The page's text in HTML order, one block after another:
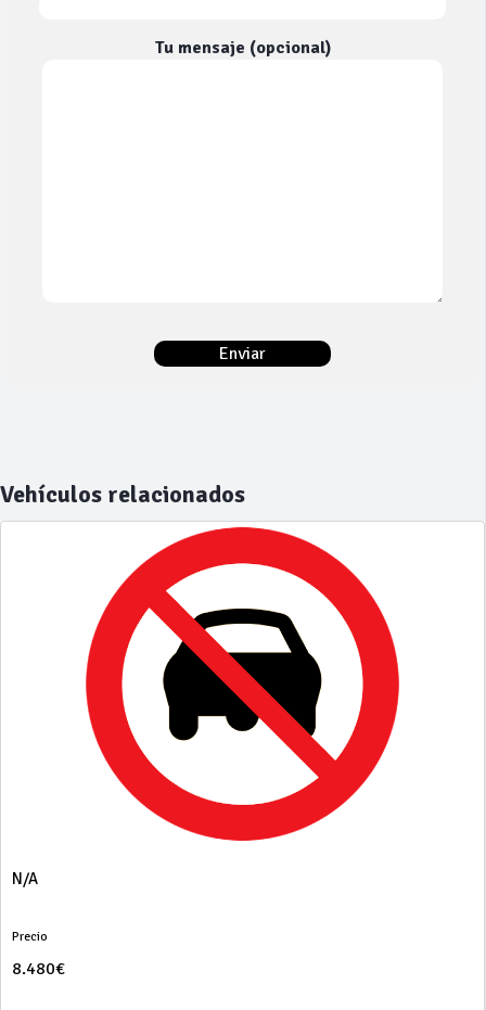
Tu mensaje (opcional)
Vehículos relacionados
N/A
Precio
8.480€